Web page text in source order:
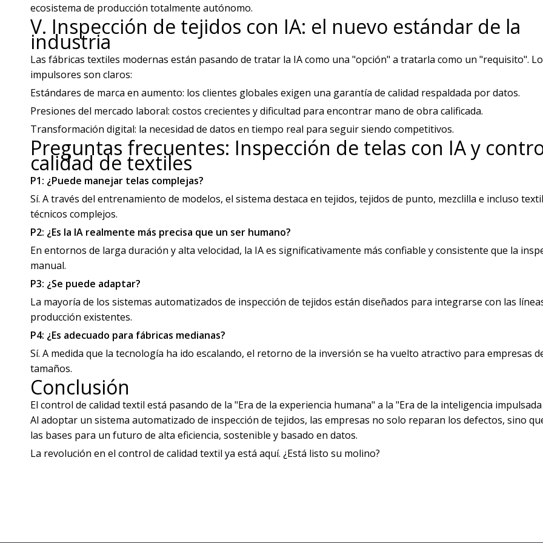
ecosistema de producción totalmente autónomo.
V. Inspección de tejidos con IA: el nuevo estándar de la
industria
Las fábricas textiles modernas están pasando de tratar la IA como una "opción" a tratarla como un "requisito".
impulsores son claros:
Estándares de marca en aumento: los clientes globales exigen una garantía de calidad respaldada por datos.
Presiones del mercado laboral: costos crecientes y dificultad para encontrar mano de obra calificada.
Transformación digital: la necesidad de datos en tiempo real para seguir siendo competitivos.
Preguntas frecuentes: Inspección de telas con IA y
calidad de textiles
P1: ¿Puede manejar telas complejas?
Sí. A través del entrenamiento de modelos, el sistema destaca en tejidos, tejidos de punto, mezclilla e incluso
técnicos complejos.
P2: ¿Es la IA realmente más precisa que un ser humano?
En entornos de larga duración y alta velocidad, la IA es significativamente más confiable y consistente que la
manual.
P3: ¿Se puede adaptar?
La mayoría de los sistemas automatizados de inspección de tejidos están diseñados para integrarse con las
producción existentes.
P4: ¿Es adecuado para fábricas medianas?
Sí. A medida que la tecnología ha ido escalando, el retorno de la inversión se ha vuelto atractivo para empresas
tamaños.
Conclusión
El control de calidad textil está pasando de la "Era de la experiencia humana" a la "Era de la inteligencia
Al adoptar un sistema automatizado de inspección de tejidos, las empresas no solo reparan los defectos, sino
las bases para un futuro de alta eficiencia, sostenible y basado en datos.
La revolución en el control de calidad textil ya está aquí. ¿Está listo su molino?